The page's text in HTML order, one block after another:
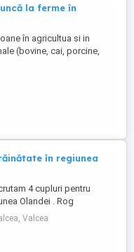
la ferme în
în agricultua si in
(bovine, cai, porcine,
în Germania. Salar
cu1900 euro net lună
plătite Cazare și
în regiunea
4 cupluri pentru
Olandei . Rog
mai multe detalii va
Whatsap la Nr( ) .Va
Valcea